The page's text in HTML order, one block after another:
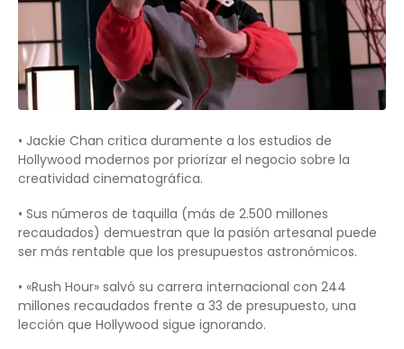
• Jackie Chan critica duramente a los estudios de
Hollywood modernos por priorizar el negocio sobre la
creatividad cinematográfica.
• Sus números de taquilla (más de 2.500 millones
recaudados) demuestran que la pasión artesanal puede
ser más rentable que los presupuestos astronómicos.
• «Rush Hour» salvó su carrera internacional con 244
millones recaudados frente a 33 de presupuesto, una
lección que Hollywood sigue ignorando.